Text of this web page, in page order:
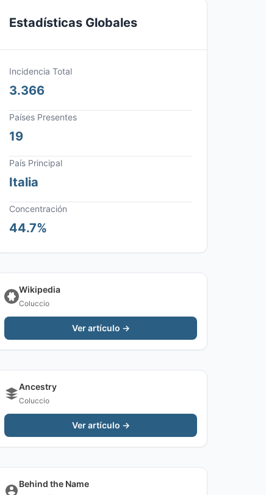
Estadísticas Globales
Incidencia Total
3.366
Países Presentes
19
País Principal
Italia
Concentración
44.7%
Wikipedia
Coluccio
Ver artículo →
Ancestry
Coluccio
Ver artículo →
Behind the Name